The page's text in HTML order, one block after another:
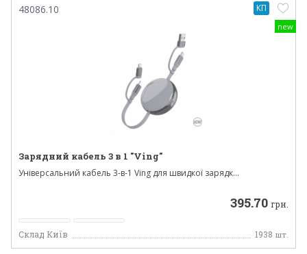
new
48086.10
Зарядний кабель 3 в 1 "Ving"
Універсальний кабель 3-в-1 Ving для швидкої зарядк...
395.70 грн.
Склад Київ 1938 шт.
КП